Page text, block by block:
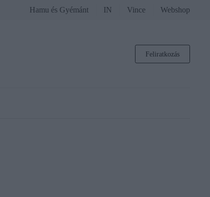
Hamu és Gyémánt IN Vince Webshop
Feliratkozás